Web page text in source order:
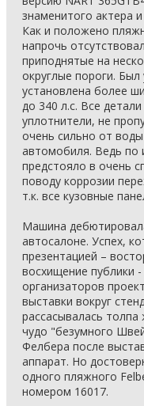
знаменитого актера
Как и положено
напрочь
приподнятые на
округлые пороги.
установлена более
до 340 л.с. Все
уплотнители, не
очень сильно от
автомобиля. Ведь по
предстояло в очень
поводу коррозии
т.к. все кузовные
Машина
автосалоне. Успех,
презентацией –
восхищение публики
организаторов
выставки вокруг
рассасывалась
чудо "безумного
Фелбера после
аппарат. Но
одного пляжного
номером 16017.